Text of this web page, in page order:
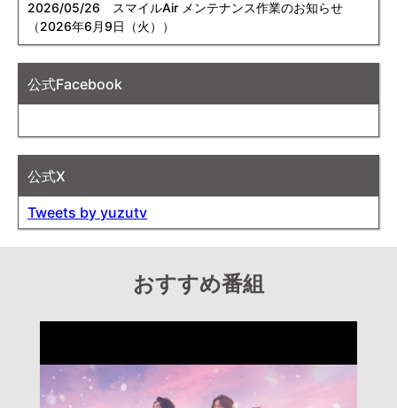
2026/05/26 スマイルAir メンテナンス作業のお知らせ
（2026年6月9日（火））
公式Facebook
公式X
Tweets by yuzutv
おすすめ番組